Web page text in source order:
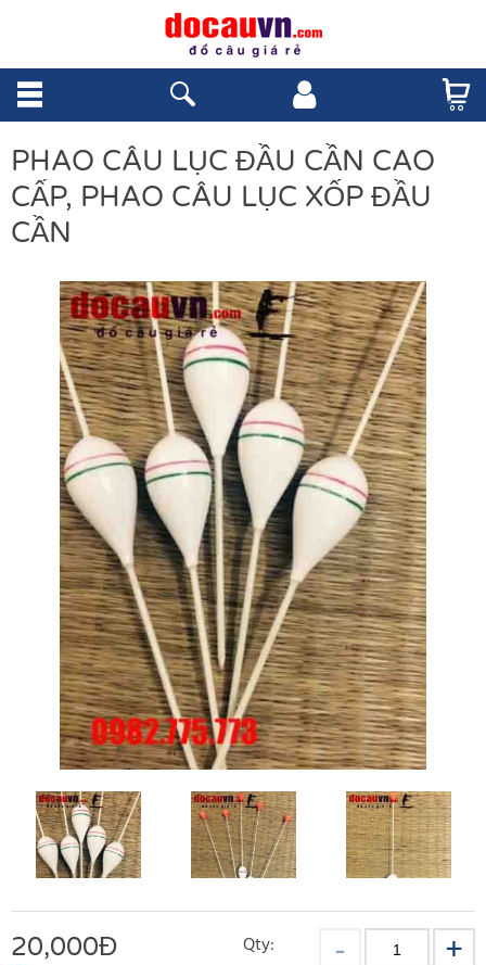
PHAO CÂU LỤC ĐẦU CẦN CAO
CẤP, PHAO CÂU LỤC XỐP ĐẦU
CẦN
20,000Đ Qty: